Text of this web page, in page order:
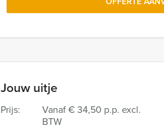
Jouw uitje
Prijs: Vanaf€ 34,50 p.p. excl.
BTW